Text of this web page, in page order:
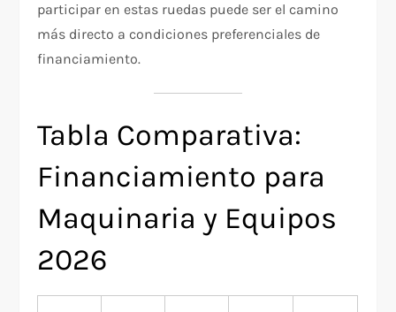
participar en estas ruedas puede ser el camino
más directo a condiciones preferenciales de
financiamiento.
Tabla Comparativa:
Financiamiento para
Maquinaria y Equipos
2026